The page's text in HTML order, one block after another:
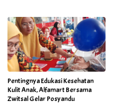
Pentingnya Edukasi Kesehatan
Kulit Anak, Alfamart Bersama
Zwitsal Gelar Posyandu